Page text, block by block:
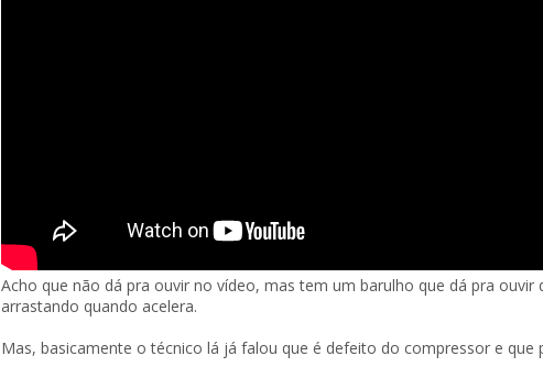
Acho que não dá pra ouvir no vídeo, mas tem um barulho que dá pra
arrastando quando acelera.
Mas, basicamente o técnico lá já falou que é defeito do compressor e que